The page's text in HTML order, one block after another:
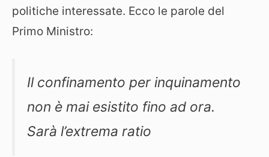
politiche interessate. Ecco le parole del
Primo Ministro:
Il confinamento per inquinamento
non è mai esistito fino ad ora.
Sarà l’extrema ratio